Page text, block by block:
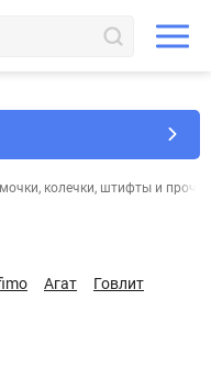
колечки, штифты и
Агат
Говлит